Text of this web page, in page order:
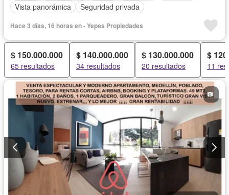
Vista panorámica
Seguridad privada
Hace 3 días, 16 horas en - Yepes Propiedades
$ 150.000.000
65 resultados
$ 140.000.000
34 resultados
$ 130.000.000
20 resultados
$
11